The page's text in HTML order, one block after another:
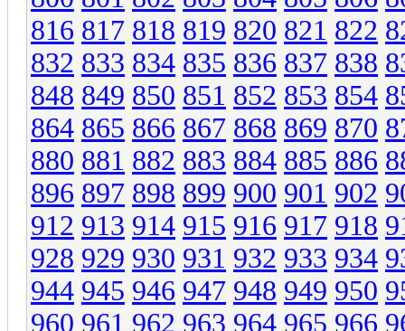
816 817 818 819 820 821 822
832 833 834 835 836 837 838
848 849 850 851 852 853 854
864 865 866 867 868 869 870
880 881 882 883 884 885 886
896 897 898 899 900 901 902
912 913 914 915 916 917 918
928 929 930 931 932 933 934
944 945 946 947 948 949 950
960 961 962 963 964 965 966